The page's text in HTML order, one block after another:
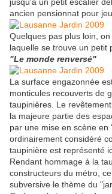
ancien pensionnat pour
Quelques pas plus loin,
laquelle se trouve un petit
"Le monde renversé"
La surface engazonnée
monticules recouverts de
taupinières. Le
la majeure partie des
par une mise en scène
ordinairement considéré
taupinière est représenté
Rendant hommage à la
constructeurs du métro,
subversive le thème du